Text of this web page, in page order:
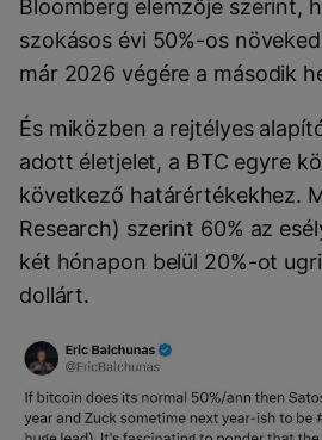
Bloomberg elemzője szerint,
szokásos évi 50%-os
már 2026 végére a második
És miközben a rejtélyes
adott életjelet, a BTC egyre
következő határértékekhez.
Research) szerint 60% az
két hónapon belül 20%-ot
dollárt.